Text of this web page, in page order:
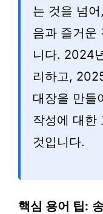
는 것을 넘
음과 즐거운
니다. 2024
리하고,
대장을 만들
작성에 대한
것입니다.
핵심 용어 팁: